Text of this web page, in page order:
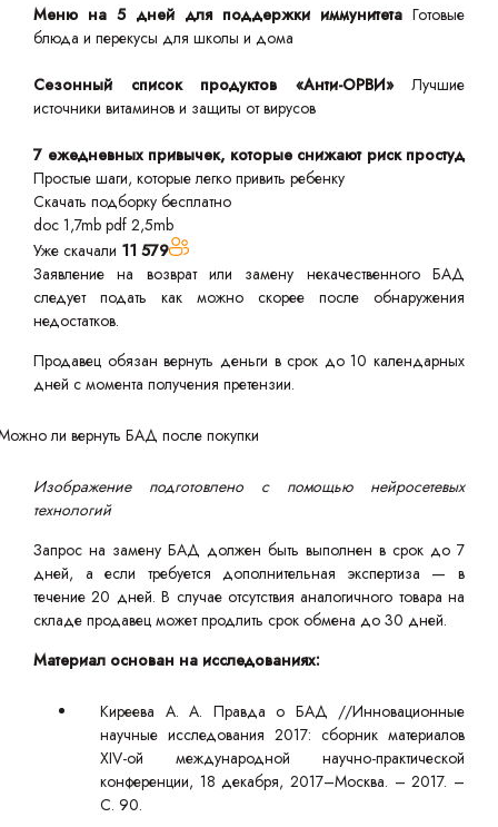
Меню на 5 дней для поддержки иммунитета Готовые
блюда и перекусы для школы и дома
Сезонный список продуктов «Анти-ОРВИ»
Лучшие
источники витаминов и защиты от вирусов
7 ежедневных привычек, которые снижают риск простуд
Простые шаги, которые легко привить ребенку
Скачать подборку бесплатно
doc 1,7mb pdf 2,5mb
Уже скачали 11 579
Заявление на возврат или замену некачественного БАД
следует подать как можно скорее после обнаружения
недостатков.
Продавец обязан вернуть деньги в срок до 10 календарных
дней с момента получения претензии.
Изображение подготовлено с помощью нейросетевых
технологий
Запрос на замену БАД должен быть выполнен в срок до 7
дней, а если требуется дополнительная экспертиза — в
течение 20 дней. В случае отсутствия аналогичного товара на
складе продавец может продлить срок обмена до 30 дней.
Материал основан на исследованиях:
Киреева А. А. Правда о БАД //Инновационные
научные исследования 2017: сборник материалов
XIV-ой международной научно-практической
конференции, 18 декабря, 2017–Москва. – 2017. –
С. 90.